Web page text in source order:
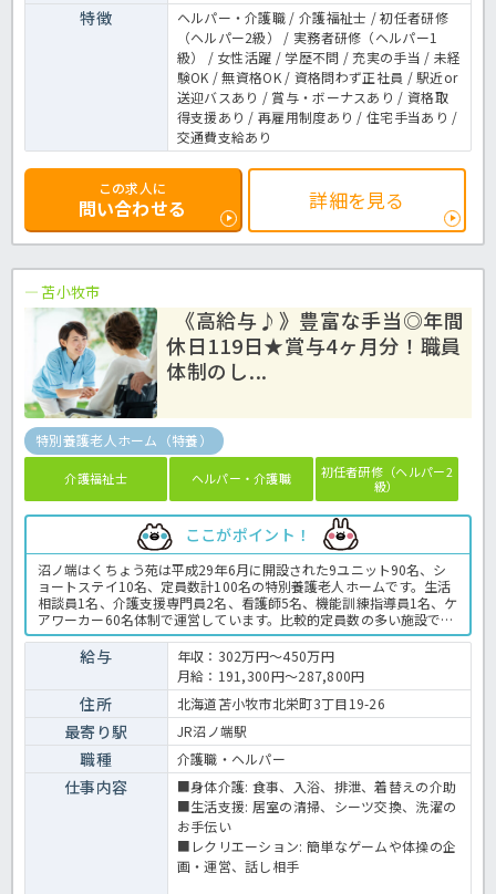
特徴
ヘルパー・介護職 / 介護福祉士 / 初任者研修
（ヘルパー2級） / 実務者研修（ヘルパー1
級） / 女性活躍 / 学歴不問 / 充実の手当 / 未経
験OK / 無資格OK / 資格問わず正社員 / 駅近or
送迎バスあり / 賞与・ボーナスあり / 資格取
得支援あり / 再雇用制度あり / 住宅手当あり /
交通費支給あり
この求人に
問い合わせる 詳細を見る
苫小牧市
《高給与♪》豊富な手当◎年間
休日119日★賞与4ヶ月分！職員
体制のし...
特別養護老人ホーム（特養）
介護福祉士 ヘルパー・介護職
初任者研修（ヘルパー2
級）
ここがポイント！
沼ノ端はくちょう苑は平成29年6月に開設された9ユニット90名、シ
ョートステイ10名、定員数計100名の特別養護老人ホームです。生活
相談員1名、介護支援専門員2名、看護師5名、機能訓練指導員1名、ケ
アワーカー60名体制で運営しています。比較的定員数の多い施設です
が、職員体制もしっかり整っていますので安心してご勤務いただけま
すよ。豊富な手当と高水準の賞与で高給与が見込めるのも魅力の求人
です。社会保険の完備をはじめ、育休や介護休業などの取得実績、退
職金制度など福利厚生も充実◎紹介できる幼稚園もございますので、
小さなお子様がいらっしゃる方も、まずはほっ介護までご相談くださ
いね！特養での介護業務全般です。 ＜介護職 正職員 特養の求人＞
給与
年収：302万円～450万円
月給：191,300円～287,800円
住所 北海道苫小牧市北栄町3丁目19-26
最寄り駅 JR沼ノ端駅
職種 介護職・ヘルパー
仕事内容
■身体介護: 食事、入浴、排泄、着替えの介助
■生活支援: 居室の清掃、シーツ交換、洗濯の
お手伝い
■レクリエーション: 簡単なゲームや体操の企
画・運営、話し相手